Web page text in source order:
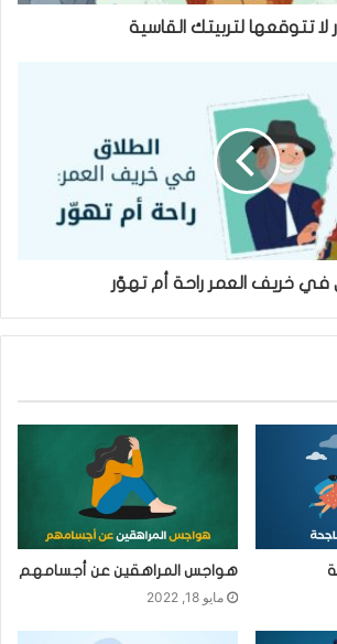
لا تتوقعها لتربيتك القاسية
في خريف العمر راحة أم تهوّر
هواجس المراهقين عن أجسامهم
مايو 18, 2022